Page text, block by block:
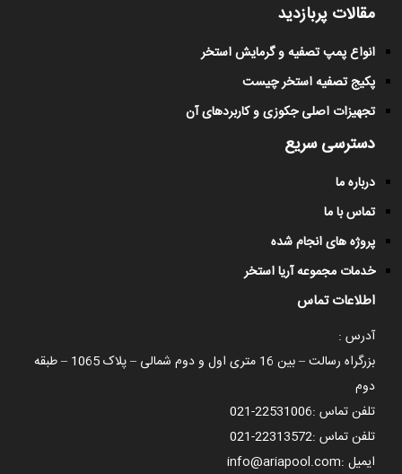
مقالات پربازدید
انواع پمپ تصفیه و گرمایش استخر
پکیج تصفیه استخر چیست
تجهیزات اصلی جکوزی و کاربردهای آن
دسترسی سریع
درباره ما
تماس با ما
پروژه های انجام شده
خدمات مجموعه آریا استخر
اطلاعات تماس
آدرس :
بزرگراه رسالت – بین 16 متری اول و دوم شمالی – پلاک 1065 – طبقه
دوم
تلفن تماس :021-22531006
تلفن تماس :021-22313572
ایمیل :info@ariapool.com